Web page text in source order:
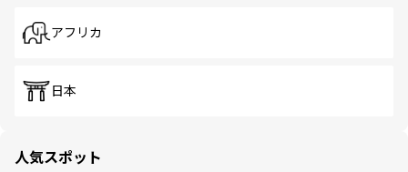
アフリカ
日本
人気スポット